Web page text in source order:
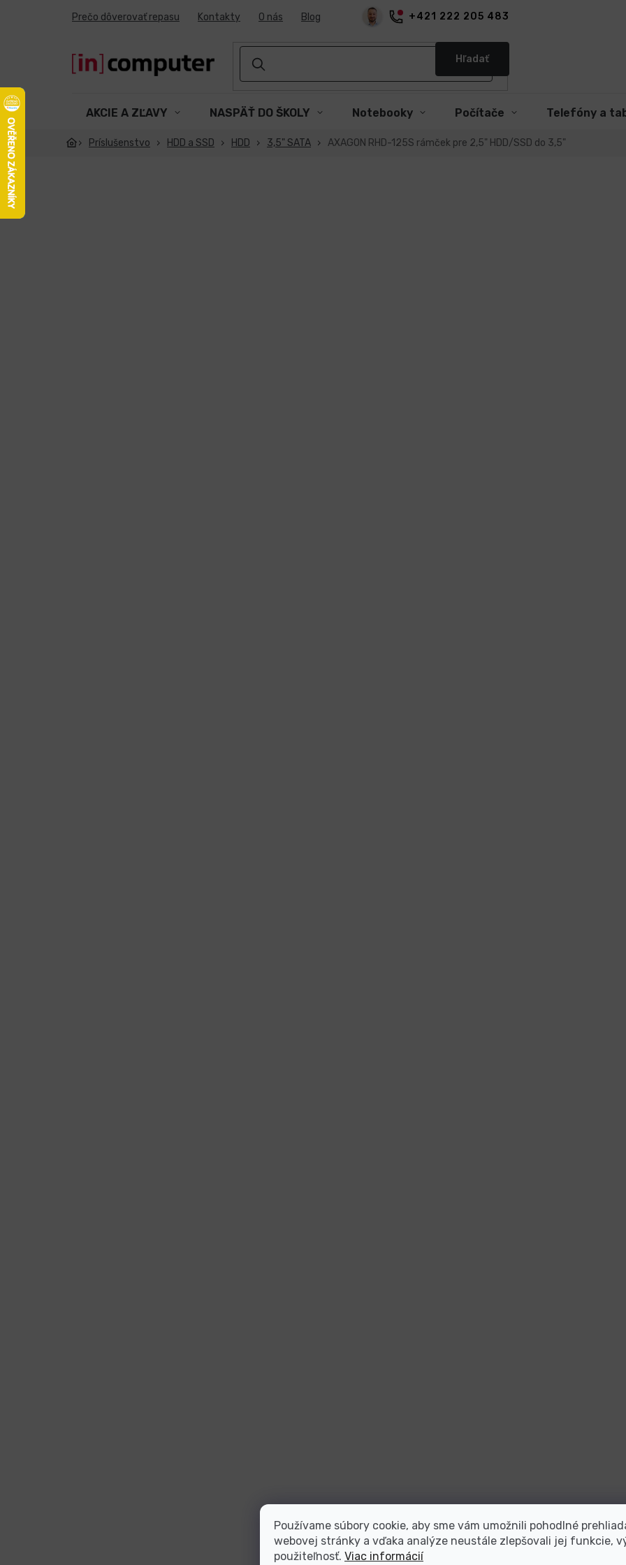
Používame súbory cookie, aby sme vám umožnili pohodlné
webovej stránky a vďaka analýze neustále zlepšovali jej funkcie,
použiteľnosť. Viac informácií
+421 222 205 483
Prečo dôverovať repasu Kontakty O nás Blog
Hľadať
AKCIE A ZĽAVY NASPÄŤ DO ŠKOLY Notebooky Počítače Telefóny a
Príslušenstvo HDD a SSD HDD 3,5" SATA AXAGON RHD-125S rámček pre 2,5" HDD/SSD do 3,5"